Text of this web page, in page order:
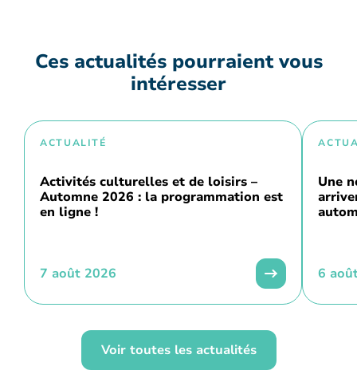
Ces actualités pourraient vous
intéresser
ACTUALITÉ
Activités culturelles et de loisirs –
Automne 2026 : la programmation est
en ligne !
7 août 2026
Une
6
Voir toutes les actualités